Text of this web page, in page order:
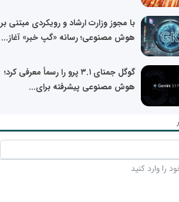
با مجوز وزارت ارشاد و رویکردی مبتنی بر
هوش مصنوعی؛ رسانه «گپ خبر» آغاز...
گوگل جمنای ۳.۱ پرو را رسماً معرفی کرد؛
هوش مصنوعی پیشرفته برای...